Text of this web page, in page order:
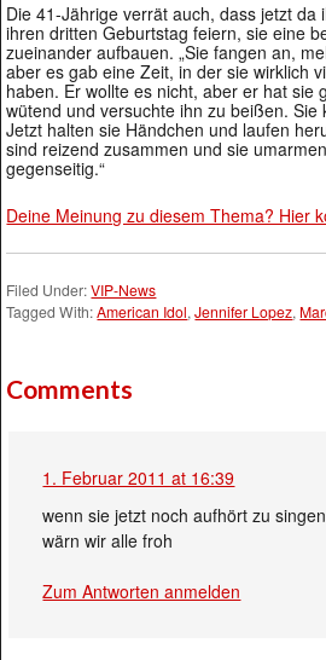
Die 41-Jährige verrät auch, dass jetzt
ihren dritten Geburtstag feiern, sie eine
zueinander aufbauen. „Sie fangen an,
aber es gab eine Zeit, in der sie wirklich
haben. Er wollte es nicht, aber er hat sie
wütend und versuchte ihn zu beißen. Sie
Jetzt halten sie Händchen und laufen
sind reizend zusammen und sie
gegenseitig.“
Deine Meinung zu diesem Thema? Hier
Filed Under:VIP-News
Tagged With:American Idol,Jennifer Lopez,
Comments
1. Februar 2011 at 16:39
wenn sie jetzt noch aufhört zu
wärn wir alle froh
Zum Antworten anmelden